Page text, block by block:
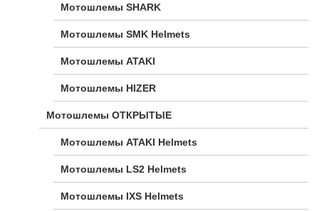
Мотошлемы SHARK
Мотошлемы SMK Helmets
Мотошлемы ATAKI
Мотошлемы HIZER
Мотошлемы ОТКРЫТЫЕ
Мотошлемы ATAKI Helmets
Мотошлемы LS2 Helmets
Мотошлемы IXS Helmets